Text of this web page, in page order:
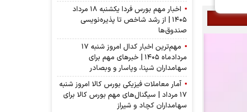
اخبار مهم بورس فردا یکشنبه ۱۸ مرداد
۱۴۰۵ | از رشد شاخص تا پذیره‌نویسی
صندوق‌ها
مهم‌ترین اخبار کدال امروز شنبه ۱۷
مردادماه ۱۴۰۵ | خبرهای مهم برای
سهامداران شپنا، وپاسار و وبصادر
آمار معاملات فیزیکی بورس کالا امروز شنبه
۱۷ مرداد | سیگنال‌های مهم بورس کالا برای
سهامداران کچاد و شیراز